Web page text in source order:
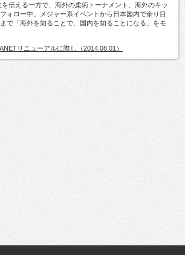
伝える一方で、海外の柔術トーナメント、海外のキッ
ォロー中。メジャー系イベントから日本国内で余り目
で「海外を知ることで、国内を知ることになる」をモ
リニューアルに際し（2014.08.01）